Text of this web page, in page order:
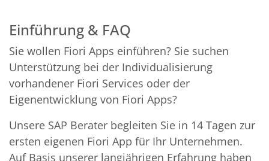
Einführung & FAQ
Sie wollen Fiori Apps einführen? Sie suchen
Unterstützung bei der Individualisierung
vorhandener Fiori Services oder der
Eigenentwicklung von Fiori Apps?
Unsere SAP Berater begleiten Sie in 14 Tagen zur
ersten eigenen Fiori App für Ihr Unternehmen.
Auf Basis unserer langjährigen Erfahrung haben